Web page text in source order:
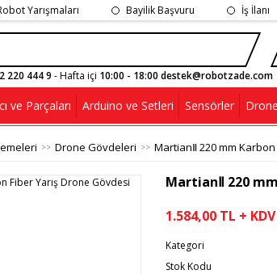
Yarışmaları Bayilik Başvuru İş İlanı
220 444 9 - Hafta içi 10:00 - 18:00 destek@robotzade.com
ve Parçaları Arduino ve Setleri Sensörler
Drone Gövdeleri MartianⅡ 220 mm
MartianⅡ 220
1.584,00 TL + KDV
Kategori
Stok Kodu